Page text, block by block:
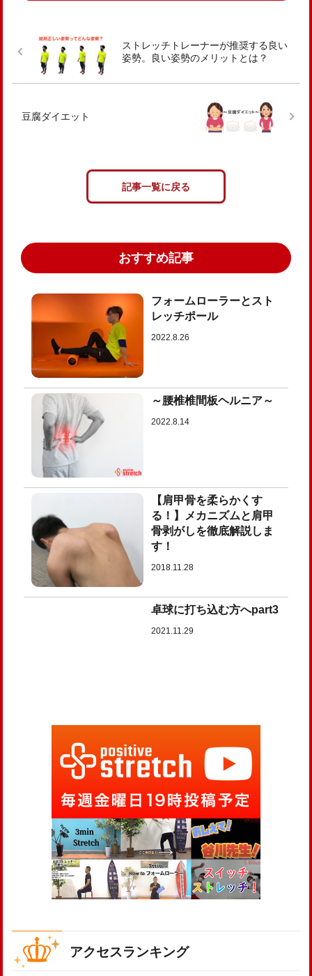
ストレッチトレーナーが推奨する良い
姿勢。良い姿勢のメリットとは？
豆腐ダイエット
記事一覧に戻る
おすすめ記事
フォームローラーとスト
レッチポール
2022.8.26
～腰椎椎間板ヘルニア～
2022.8.14
【肩甲骨を柔らかくす
る！】メカニズムと肩甲
骨剥がしを徹底解説しま
す！
2018.11.28
卓球に打ち込む方へpart3
2021.11.29
アクセスランキング